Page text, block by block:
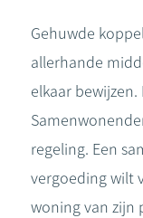
Gehuwde
allerhande
elkaar
regeling. Een
vergoeding wilt
woning van zijn